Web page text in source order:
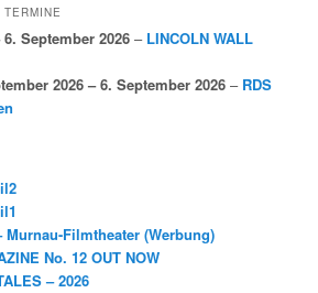
6. September 2026 – LINCOLN WALL
2026 – 6. September 2026 – RDS
Murnau-Filmtheater (Werbung)
No. 12 OUT NOW
– 2026